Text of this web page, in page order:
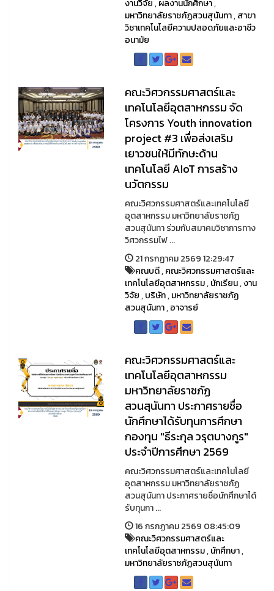
งานวิจัย,ผลงานนักศึกษา,
มหาวิทยาลัยราชภัฏสวนสุนันทา,สาขา
วิชาเทคโนโลยีความปลอดภัยและอาชีว
อนามัย
คณะวิศวกรรมศาสตร์และ
เทคโนโลยีอุตสาหกรรม จัด
โครงการ Youth innovation
project #3 เพื่อส่งเสริม
เยาวชนให้มีทักษะด้าน
เทคโนโลยี AIoT การสร้าง
นวัตกรรม
คณะวิศวกรรมศาสตร์และเทคโนโลยี
อุตสาหกรรม มหาวิทยาลัยราชภัฏ
สวนสุนันทา ร่วมกับสมาคมวิชาการทาง
วิศวกรรมไฟ ...
21 กรกฏาคม 2569 12:29:47
คณบดี,คณะวิศวกรรมศาสตร์และ
เทคโนโลยีอุตสาหกรรม,นักเรียน,งาน
วิจัย,บริษัท,มหาวิทยาลัยราชภัฏ
สวนสุนันทา,อาจารย์
คณะวิศวกรรมศาสตร์และ
เทคโนโลยีอุตสาหกรรม
มหาวิทยาลัยราชภัฏ
สวนสุนันทา ประกาศรายชื่อ
นักศึกษาได้รับทุนการศึกษา
กองทุน "ธีระกุล วรุตบางกูร"
ประจำปีการศึกษา 2569
คณะวิศวกรรมศาสตร์และเทคโนโลยี
อุตสาหกรรม มหาวิทยาลัยราชภัฏ
สวนสุนันทา ประกาศรายชื่อนักศึกษาได้
รับทุนกา ...
16 กรกฏาคม 2569 08:45:09
คณะวิศวกรรมศาสตร์และ
เทคโนโลยีอุตสาหกรรม,นักศึกษา,
มหาวิทยาลัยราชภัฏสวนสุนันทา